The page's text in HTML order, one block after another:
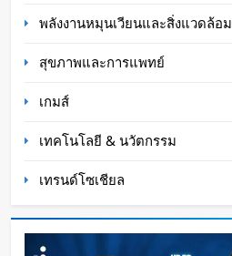
เทคโนโลยีสู่การทำงานจริง
พลังงานหมุนเวียนและสิ่งแวดล้อม
สุขภาพและการแพทย์
เกมส์
เทคโนโลยี & นวัตกรรม
เทรนด์โซเชียล